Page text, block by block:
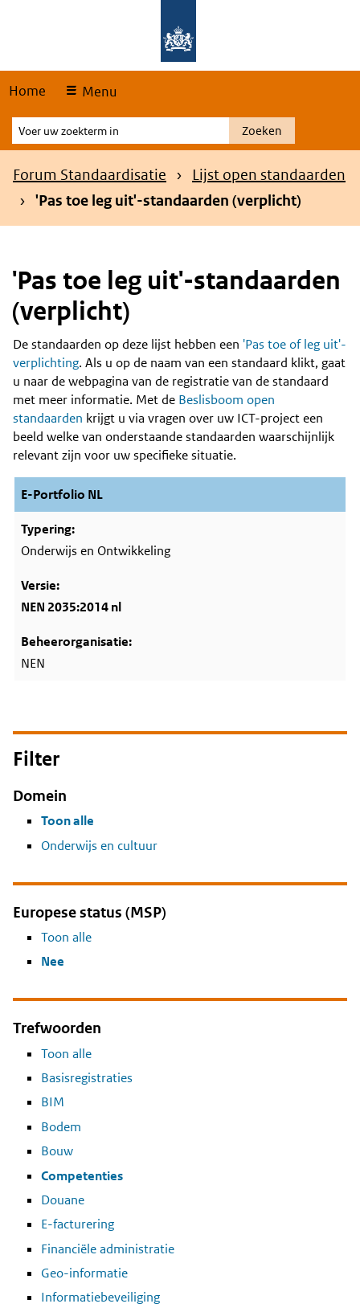
Home Menu
Voer
uw
zoekterm
Zoeken
Kruimelpad
Forum Standaardisatie
Lijst open standaarden
'Pas toe leg uit'-standaarden (verplicht)
'Pas toe leg uit'-standaarden
(verplicht)
Content
De standaarden op deze lijst hebben een 'Pas toe of leg uit'-
verplichting. Als u op de naam van een standaard klikt, gaat
u naar de webpagina van de registratie van de standaard
met meer informatie. Met de Beslisboom open
standaarden krijgt u via vragen over uw ICT-project een
beeld welke van onderstaande standaarden waarschijnlijk
relevant zijn voor uw specifieke situatie.
E-Portfolio NL
Onderwijs en Ontwikkeling
NEN 2035:2014 nl
NEN
Filter
Domein
Toon alle
Onderwijs en cultuur
Europese status (MSP)
Toon alle
Nee
Trefwoorden
Toon alle
Basisregistraties
BIM
Bodem
Bouw
Competenties
Douane
E-facturering
Financiële administratie
Geo-informatie
Informatiebeveiliging